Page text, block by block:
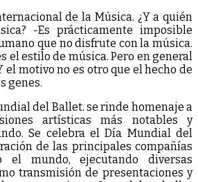
de la Música. ¿Y a quién
-Es prácticamente imposible
que no disfrute con la música.
el estilo de música. Pero en general
el motivo no es otro que el hecho de
genes.
del Ballet. se rinde homenaje a
artísticas más notables y
Se celebra el Día Mundial del
de las principales compañías
mundo, ejecutando diversas
transmisión de presentaciones y